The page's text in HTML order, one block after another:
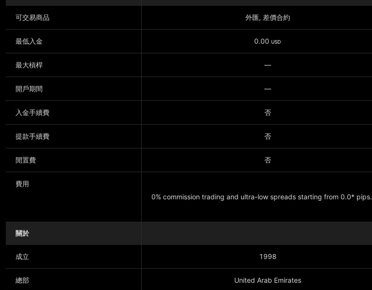
可交易商品 外匯, 差價合約
最低入金 0.00 USD
最大槓桿 —
開戶期間 —
入金手續費 否
提款手續費 否
閒置費 否
費用
0% commission trading and ultra-low spreads starting from 0.0* pips.
關於
成立 1998
總部 United Arab Emirates